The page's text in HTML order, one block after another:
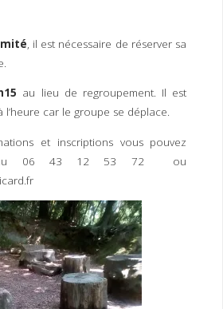
, il est nécessaire de réserver sa
au lieu de regroupement. Il est
l’heure car le groupe se déplace.
et inscriptions vous pouvez
06 43 12 53 72 ou